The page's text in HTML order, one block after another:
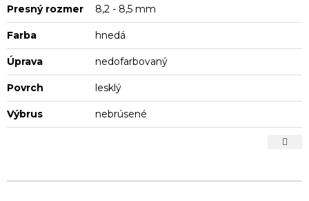
Presný rozmer 8,2 - 8,5 mm
Farba hnedá
Úprava nedofarbovaný
Povrch lesklý
Výbrus nebrúsené